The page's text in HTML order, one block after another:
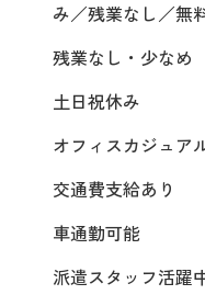
み／残業なし／無
残業なし・少なめ
土日祝休み
オフィスカジュア
交通費支給あり
車通勤可能
派遣スタッフ活躍